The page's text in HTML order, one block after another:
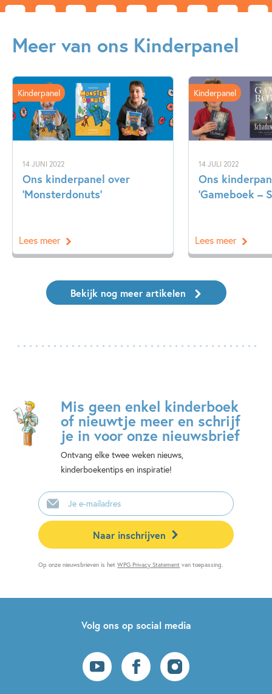
Meer van ons Kinderpanel
14 JUNI 2022
Ons kinderpanel over
‘Monsterdonuts’
Kinderpanel
Lees meer
14 JULI 2022
Ons
‘Gameboek –
Kinderpanel
Lees meer
Bekijk nog meer artikelen
Mis geen enkel kinderboek
of nieuwtje meer en schrijf
je in voor onze nieuwsbrief
Ontvang elke twee weken nieuws,
kinderboekentips en inspiratie!
E-
mailadres
Naar inschrijven
Op onze nieuwsbrieven is hetWPG Privacy Statement van toepassing.
Volg ons op social media